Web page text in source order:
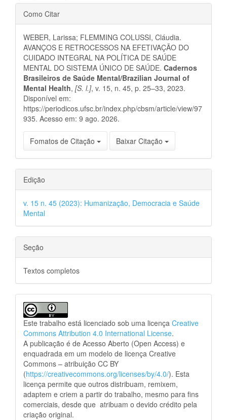
Detalhes
do
artigo
Como Citar
WEBER, Larissa; FLEMMING COLUSSI, Cláudia.
AVANÇOS E RETROCESSOS NA EFETIVAÇÃO DO
CUIDADO INTEGRAL NA POLÍTICA DE SAÚDE
MENTAL DO SISTEMA ÚNICO DE SAÚDE. Cadernos
Brasileiros de Saúde Mental/Brazilian Journal of
Mental Health, [S. l.], v. 15, n. 45, p. 25–33, 2023.
Disponível em:
https://periodicos.ufsc.br/index.php/cbsm/article/view/97
935. Acesso em: 9 ago. 2026.
Fomatos de Citação Baixar Citação
Edição
v. 15 n. 45 (2023): Humanização, Democracia e Saúde
Mental
Seção
Textos completos
Este trabalho está licenciado sob uma licença Creative
Commons Attribution 4.0 International License.
A publicação é de Acesso Aberto (Open Access) e
enquadrada em um modelo de licença Creative
Commons – atribuição CC BY
(https://creativecommons.org/licenses/by/4.0/). Esta
licença permite que outros distribuam, remixem,
adaptem e criem a partir do trabalho, mesmo para fins
comerciais, desde que atribuam o devido crédito pela
criação original.